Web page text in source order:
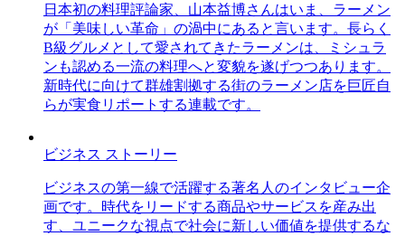
日本初の料理評論家、山本益博さんはいま、ラーメン
が「美味しい革命」の渦中にあると言います。長らく
B級グルメとして愛されてきたラーメンは、ミシュラ
ンも認める一流の料理へと変貌を遂げつつあります。
新時代に向けて群雄割拠する街のラーメン店を巨匠自
らが実食リポートする連載です。
ビジネス ストーリー
ビジネスの第一線で活躍する著名人のインタビュー企
画です。時代をリードする商品やサービスを産み出
す、ユニークな視点で社会に新しい価値を提供するな